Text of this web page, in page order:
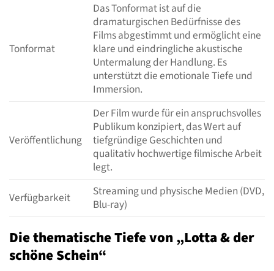
Tonformat
Das Tonformat ist auf die
dramaturgischen Bedürfnisse des
Films abgestimmt und ermöglicht eine
klare und eindringliche akustische
Untermalung der Handlung. Es
unterstützt die emotionale Tiefe und
Immersion.
Veröffentlichung
Der Film wurde für ein anspruchsvolles
Publikum konzipiert, das Wert auf
tiefgründige Geschichten und
qualitativ hochwertige filmische Arbeit
legt.
Verfügbarkeit
Streaming und physische Medien (DVD,
Blu-ray)
Die thematische Tiefe von „Lotta & der
schöne Schein“